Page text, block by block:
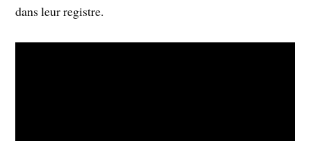
dans leur registre.